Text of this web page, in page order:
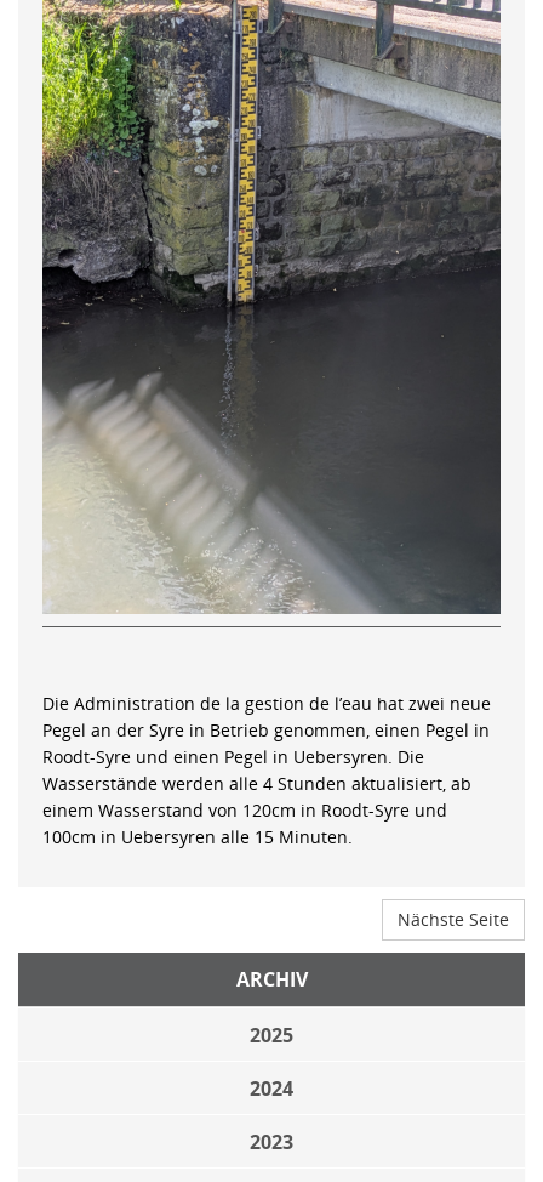
Die Administration de la gestion de l’eau hat zwei neue
Pegel an der Syre in Betrieb genommen, einen Pegel in
Roodt-Syre und einen Pegel in Uebersyren. Die
Wasserstände werden alle 4 Stunden aktualisiert, ab
einem Wasserstand von 120cm in Roodt-Syre und
100cm in Uebersyren alle 15 Minuten.
Nächste Seite
ARCHIV
2025
2024
2023